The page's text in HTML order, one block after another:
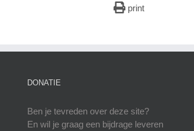
print
DONATIE
Ben je tevreden over deze site?
En wil je graag een bijdrage leveren